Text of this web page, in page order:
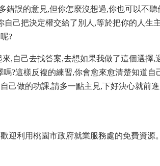
誤的意見,但你怎麼沒想過,你也可以不
己把決定權交給了別人,等於把你的人生
?
,自己去找答案,去想如果我做了這個選擇,
?這樣反複的練習,你會愈來愈清楚知道自
己做的功課,請多一點主見,下好決心就前
迎利用桃園市政府就業服務處的免費資源。